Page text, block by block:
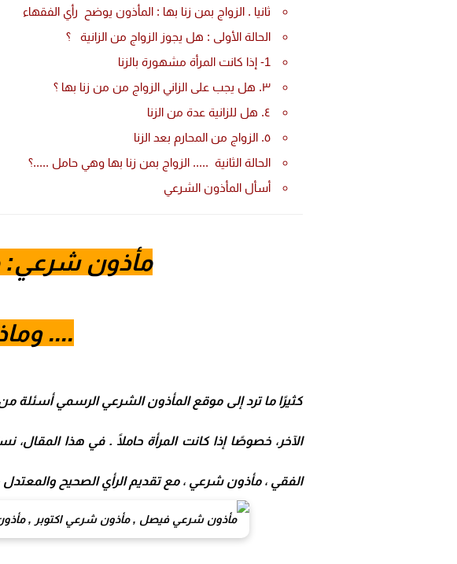
ثانيا . الزواج بمن زنا بها : المأذون يوضح رأي الفقهاء
الحالة الأولى : هل يجوز الزواج من الزانية ؟
1- إذا كانت المرأة مشهورة بالزنا
٣. هل يجب على الزاني الزواج من من زنا بها ؟
٤. هل للزانية عدة من الزنا
٥. الزواج من المحارم بعد الزنا
الحالة الثانية ..... الزواج بمن زنا بها وهي حامل .....؟
أسأل المأذون الشرعي
مأذون شرعي:
....
كثيرًا ما ترد إلىموقعالمأذون الشرعي الرسميأسئلة من
الآخر، خصوصًا إذا كانت المرأة حاملًا . في هذا
الفقي ، مأذون شرعي ، مع تقديم الرأي الصحيح